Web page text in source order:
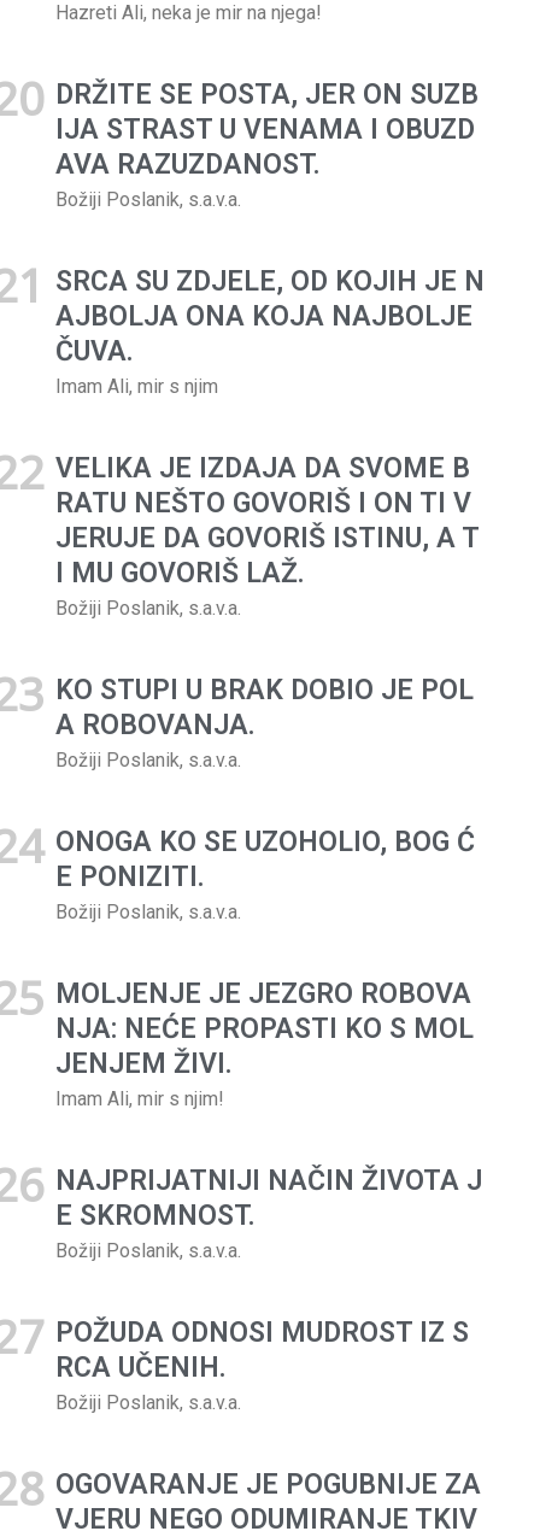
Imam Ali, mir s njim
Hazreti Ali, neka je mir na njega!
DRŽITE SE POSTA, JER ON SUZB
IJA STRAST U VENAMA I OBUZD
AVA RAZUZDANOST.
Božiji Poslanik, s.a.v.a.
SRCA SU ZDJELE, OD KOJIH JE N
AJBOLJA ONA KOJA NAJBOLJE
ČUVA.
Imam Ali, mir s njim
VELIKA JE IZDAJA DA SVOME B
RATU NEŠTO GOVORIŠ I ON TI V
JERUJE DA GOVORIŠ ISTINU, A T
I MU GOVORIŠ LAŽ.
Božiji Poslanik, s.a.v.a.
KO STUPI U BRAK DOBIO JE POL
A ROBOVANJA.
Božiji Poslanik, s.a.v.a.
ONOGA KO SE UZOHOLIO, BOG Ć
E PONIZITI.
Božiji Poslanik, s.a.v.a.
MOLJENJE JE JEZGRO ROBOVA
NJA: NEĆE PROPASTI KO S MOL
JENJEM ŽIVI.
Imam Ali, mir s njim!
NAJPRIJATNIJI NAČIN ŽIVOTA J
E SKROMNOST.
Božiji Poslanik, s.a.v.a.
POŽUDA ODNOSI MUDROST IZ S
RCA UČENIH.
Božiji Poslanik, s.a.v.a.
OGOVARANJE JE POGUBNIJE ZA
VJERU NEGO ODUMIRANJE TKIV